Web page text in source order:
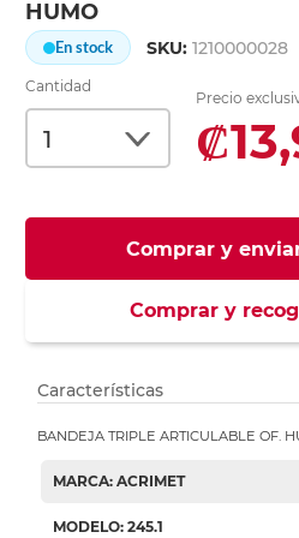
HUMO
En stock SKU:1210000028
Cantidad
Precio
Comprar y
Comprar y
Características
BANDEJA TRIPLE ARTICULABLE OF.
MARCA: ACRIMET
MODELO: 245.1